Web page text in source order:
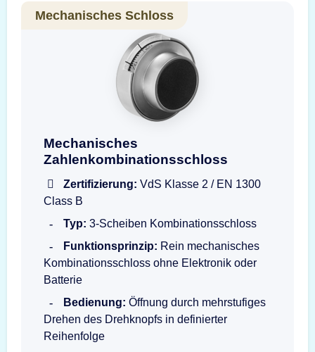
Mechanisches Schloss
Mechanisches Zahlenkombinationsschloss
Mechanisches
Zahlenkombinationsschloss
Zertifizierung: VdS Klasse 2 / EN 1300
Class B
Typ: 3-Scheiben Kombinationsschloss
Funktionsprinzip: Rein mechanisches
Kombinationsschloss ohne Elektronik oder
Batterie
Bedienung: Öffnung durch mehrstufiges
Drehen des Drehknopfs in definierter
Reihenfolge